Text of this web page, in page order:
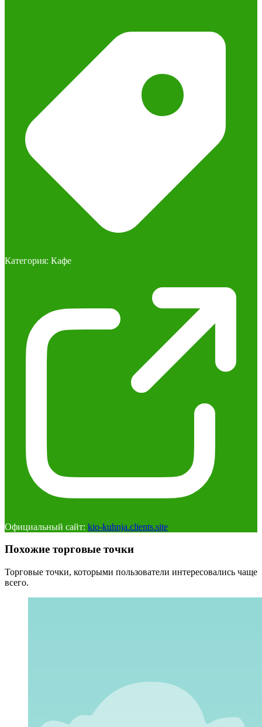
Категория: Кафе
Официальный сайт: kio-kuhnja.clients.site
Похожие торговые точки
Торговые точки, которыми пользователи интересовались чаще
всего.